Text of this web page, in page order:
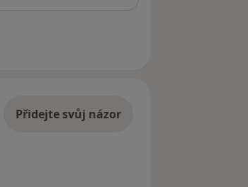
Přidejte svůj názor